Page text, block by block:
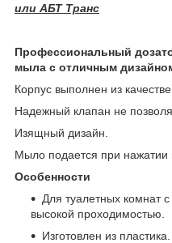
или АБТ Транс
Профессиональный
мыла с отличным
Корпус выполнен из
Надежный клапан не
Изящный дизайн.
Мыло подается при нажатии
Особенности
Для туалетных комнат
высокой проходимостью.
Изготовлен из пластика.